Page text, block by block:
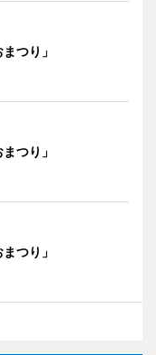
つり」
つり」
つり」